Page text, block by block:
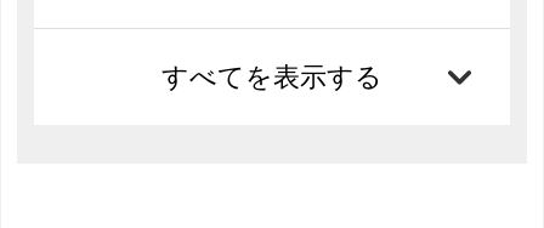
すべてを表示する